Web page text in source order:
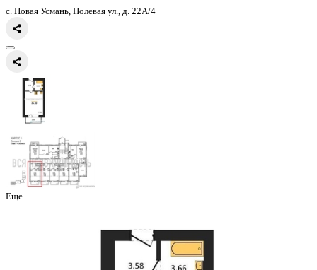
ГлавнаяКаталогВсе ЖКЖК Победа
Квартиры-студии, 25.80 м² 4/
ID объекта 100069619
с. Новая Усмань, Полевая ул., д. 22А/4